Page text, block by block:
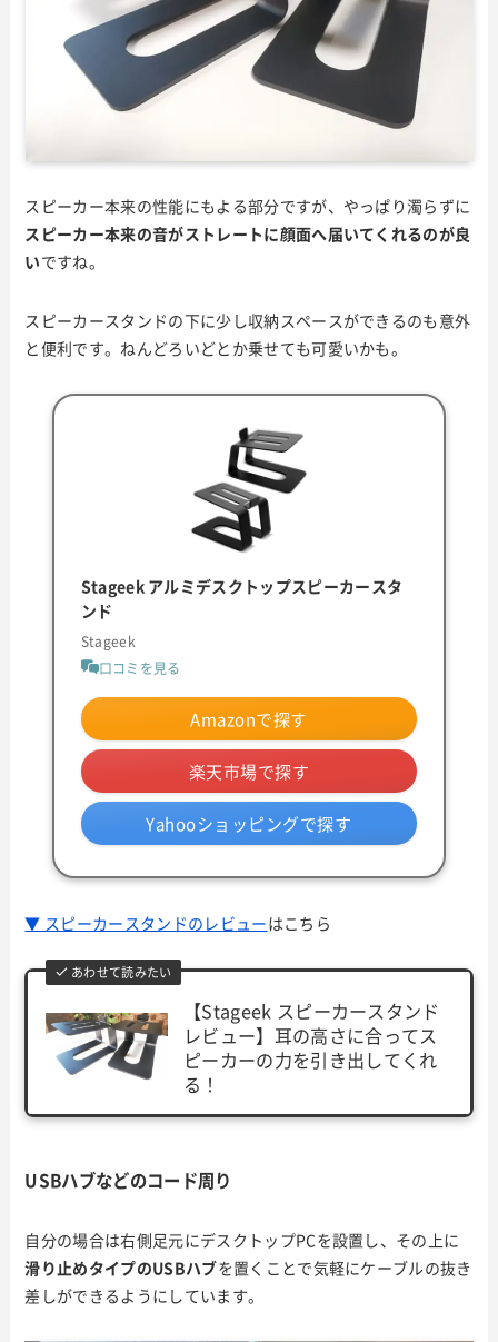
スピーカー本来の性能にもよる部分ですが、やっぱり濁らずに
スピーカー本来の音がストレートに顔面へ届いてくれるのが良
いですね。
スピーカースタンドの下に少し収納スペースができるのも意外
と便利です。ねんどろいどとか乗せても可愛いかも。
Stageek アルミデスクトップスピーカースタ
ンド
Stageek
口コミを見る
Amazonで探す
楽天市場で探す
Yahooショッピングで探す
▼ スピーカースタンドのレビューはこちら
あわせて読みたい
【Stageek スピーカースタンド
レビュー】耳の高さに合ってス
ピーカーの力を引き出してくれ
る！
USBハブなどのコード周り
自分の場合は右側足元にデスクトップPCを設置し、その上に
滑り止めタイプのUSBハブを置くことで気軽にケーブルの抜き
差しができるようにしています。